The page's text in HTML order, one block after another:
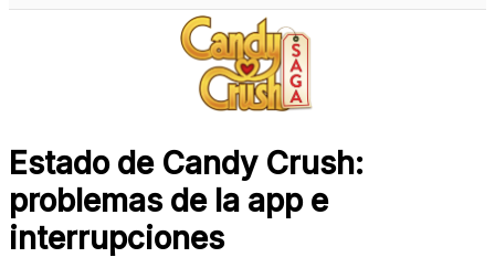
Estado de Candy Crush:
problemas de la app e
interrupciones